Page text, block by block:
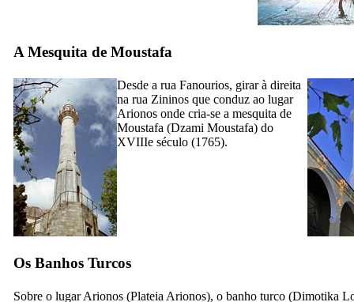
A Mesquita de Moustafa
Desde a rua Fanourios, girar à direita
na rua Zininos que conduz ao lugar
Arionos onde cria-se a mesquita de
Moustafa (Dzami Moustafa) do
XVIIIe século (1765).
Os Banhos Turcos
Sobre o lugar Arionos (Plateia Arionos), o banho turco (Dimotika